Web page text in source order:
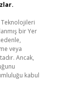
Teknolojileri
bir Yer
veya
Ancak,
kabul